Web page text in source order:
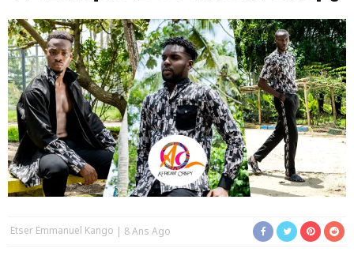
Etser Emmanuel Kango 8 Ans Ago